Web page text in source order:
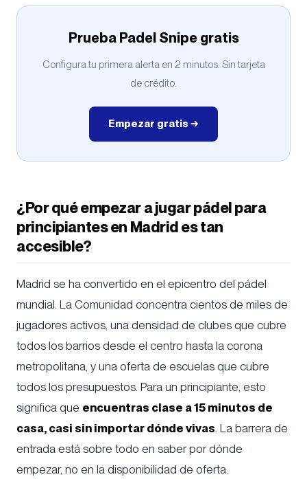
Prueba Padel Snipe gratis
Configura tu primera alerta en 2 minutos. Sin tarjeta
de crédito.
Empezar gratis →
¿Por qué empezar a jugar pádel para
principiantes en Madrid es tan
accesible?
Madrid se ha convertido en el epicentro del pádel
mundial. La Comunidad concentra cientos de miles de
jugadores activos, una densidad de clubes que cubre
todos los barrios desde el centro hasta la corona
metropolitana, y una oferta de escuelas que cubre
todos los presupuestos. Para un principiante, esto
significa que encuentras clase a 15 minutos de
casa, casi sin importar dónde vivas. La barrera de
entrada está sobre todo en saber por dónde
empezar, no en la disponibilidad de oferta.